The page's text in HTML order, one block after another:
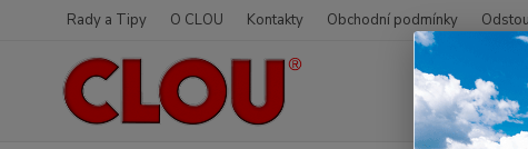
Rady a Tipy O CLOU Kontakty Obchodní podmínky